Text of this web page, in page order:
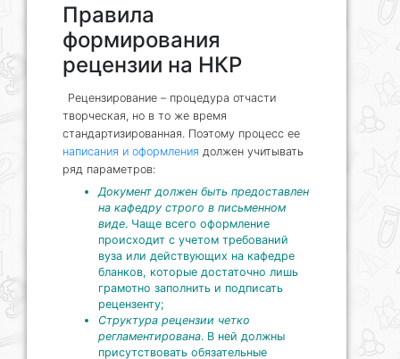
Правила
формирования
рецензии на НКР
Рецензирование – процедура отчасти
творческая, но в то же время
стандартизированная. Поэтому процесс ее
написания и оформления должен учитывать
ряд параметров:
Документ должен быть предоставлен
на кафедру строго в письменном
виде. Чаще всего оформление
происходит с учетом требований
вуза или действующих на кафедре
бланков, которые достаточно лишь
грамотно заполнить и подписать
рецензенту;
Структура рецензии четко
регламентирована. В ней должны
присутствовать обязательные